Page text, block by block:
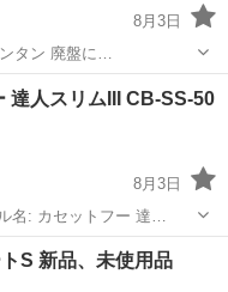
8月3日
カセットガス式ランタン 廃盤に…
ランタン
達人スリムIII CB-SS-50
8月3日
名: カセットフー 達…
S 新品、未使用品